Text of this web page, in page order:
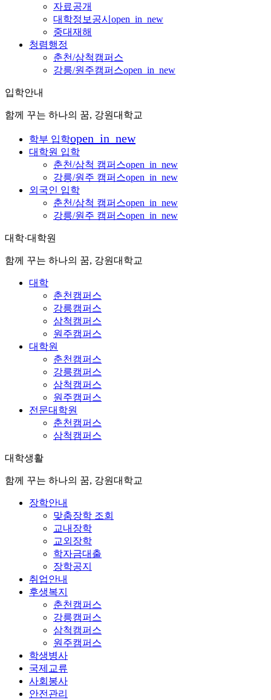
자료공개
대학정보공시 open_in_new
중대재해
청렴행정
춘천/삼척캠퍼스
강릉/원주캠퍼스open_in_new
입학안내
함께 꾸는 하나의 꿈, 강원대학교
학부 입학open_in_new
대학원 입학
춘천/삼척 캠퍼스open_in_new
강릉/원주 캠퍼스open_in_new
외국인 입학
춘천/삼척 캠퍼스open_in_new
강릉/원주 캠퍼스open_in_new
대학·대학원
함께 꾸는 하나의 꿈, 강원대학교
대학
춘천캠퍼스
강릉캠퍼스
삼척캠퍼스
원주캠퍼스
대학원
춘천캠퍼스
강릉캠퍼스
삼척캠퍼스
원주캠퍼스
전문대학원
춘천캠퍼스
삼척캠퍼스
대학생활
함께 꾸는 하나의 꿈, 강원대학교
장학안내
맞춤장학 조회
교내장학
교외장학
학자금대출
장학공지
취업안내
후생복지
춘천캠퍼스
강릉캠퍼스
삼척캠퍼스
원주캠퍼스
학생병사
국제교류
사회봉사
안전관리